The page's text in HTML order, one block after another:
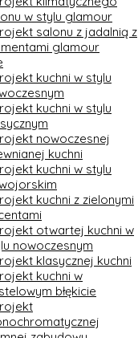
w stylu glamour
salonu z jadalnią z
glamour
kuchni w stylu
kuchni w stylu
nowoczesnej
kuchni
kuchni w stylu
kuchni z zielonymi
otwartej kuchni w
nowoczesnym
klasycznej kuchni
kuchni w
błękicie